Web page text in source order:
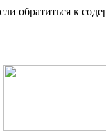
обратиться к